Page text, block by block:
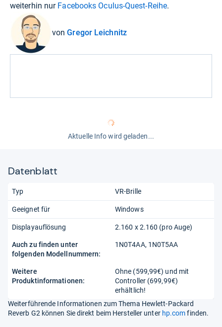
weiterhin nur Facebooks Oculus-Quest-Reihe.
vonGregor Leichnitz
Aktuelle Info wird geladen...
Datenblatt
Typ VR-Brille
Geeignet für Windows
Displayauflösung 2.160 x 2.160 (pro Auge)
Auch zu finden unter
folgenden Modellnummern:
1N0T4AA, 1N0T5AA
Weitere
Produktinformationen:
Ohne (599,99€) und mit
Controller (699,99€)
erhältlich!
Weiterführende Informationen zum Thema Hewlett-Packard
Reverb G2 können Sie direkt beim Hersteller unter hp.comfinden.